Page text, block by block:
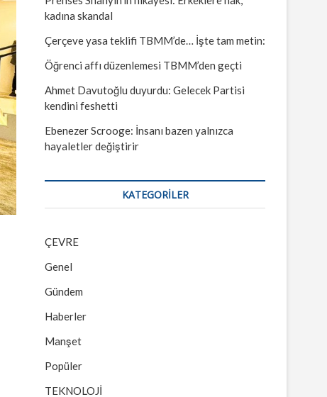
kadına skandal
Çerçeve yasa teklifi TBMM’de… İşte tam metin:
Öğrenci affı düzenlemesi TBMM’den geçti
Ahmet Davutoğlu duyurdu: Gelecek Partisi
kendini feshetti
Ebenezer Scrooge: İnsanı bazen yalnızca
hayaletler değiştirir
KATEGORILER
ÇEVRE
Genel
Gündem
Haberler
Manşet
Popüler
TEKNOLOJİ